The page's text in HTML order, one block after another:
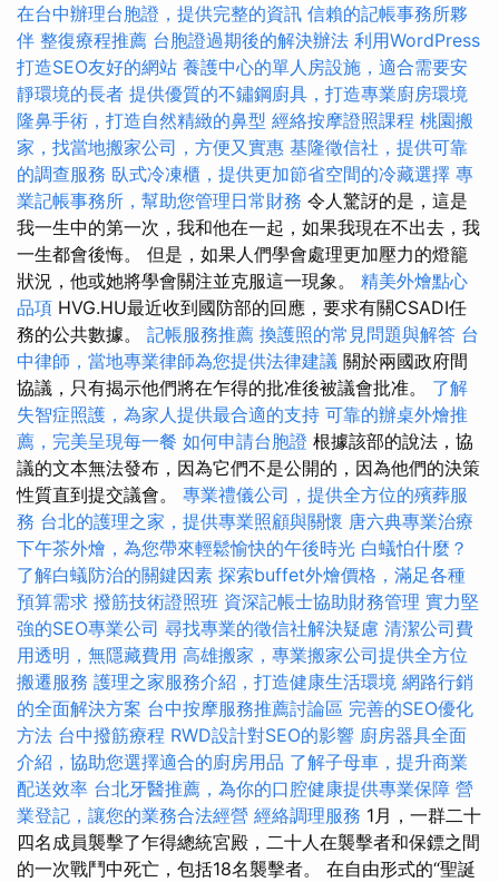
在台中辦理台胞證，提供完整的資訊 信賴的記帳事務所夥
伴 整復療程推薦 台胞證過期後的解決辦法 利用WordPress
打造SEO友好的網站 養護中心的單人房設施，適合需要安
靜環境的長者 提供優質的不鏽鋼廚具，打造專業廚房環境
隆鼻手術，打造自然精緻的鼻型 經絡按摩證照課程 桃園搬
家，找當地搬家公司，方便又實惠 基隆徵信社，提供可靠
的調查服務 臥式冷凍櫃，提供更加節省空間的冷藏選擇 專
業記帳事務所，幫助您管理日常財務 令人驚訝的是，這是
我一生中的第一次，我和他在一起，如果我現在不出去，我
一生都會後悔。 但是，如果人們學會處理更加壓力的燈籠
狀況，他或她將學會關注並克服這一現象。 精美外燴點心
品項 HVG.HU最近收到國防部的回應，要求有關CSADI任
務的公共數據。 記帳服務推薦 換護照的常見問題與解答 台
中律師，當地專業律師為您提供法律建議 關於兩國政府間
協議，只有揭示他們將在乍得的批准後被議會批准。 了解
失智症照護，為家人提供最合適的支持 可靠的辦桌外燴推
薦，完美呈現每一餐 如何申請台胞證 根據該部的說法，協
議的文本無法發布，因為它們不是公開的，因為他們的決策
性質直到提交議會。 專業禮儀公司，提供全方位的殯葬服
務 台北的護理之家，提供專業照顧與關懷 唐六典專業治療
下午茶外燴，為您帶來輕鬆愉快的午後時光 白蟻怕什麼？
了解白蟻防治的關鍵因素 探索buffet外燴價格，滿足各種
預算需求 撥筋技術證照班 資深記帳士協助財務管理 實力堅
強的SEO專業公司 尋找專業的徵信社解決疑慮 清潔公司費
用透明，無隱藏費用 高雄搬家，專業搬家公司提供全方位
搬遷服務 護理之家服務介紹，打造健康生活環境 網路行銷
的全面解決方案 台中按摩服務推薦討論區 完善的SEO優化
方法 台中撥筋療程 RWD設計對SEO的影響 廚房器具全面
介紹，協助您選擇適合的廚房用品 了解子母車，提升商業
配送效率 台北牙醫推薦，為你的口腔健康提供專業保障 營
業登記，讓您的業務合法經營 經絡調理服務 1月，一群二十
四名成員襲擊了乍得總統宮殿，二十人在襲擊者和保鏢之間
的一次戰鬥中死亡，包括18名襲擊者。 在自由形式的“聖誕